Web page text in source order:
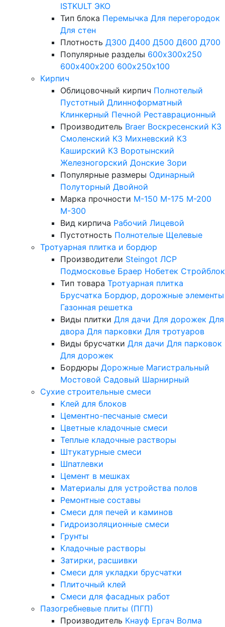
ISTKULT ЭКО
Тип блока Перемычка Для перегородок
Для стен
Плотность Д300 Д400 Д500 Д600 Д700
Популярные разделы 600х300х250
600х400х200 600х250х100
Кирпич
Облицовочный кирпич Полнотелый
Пустотный Длинноформатный
Клинкерный Печной Реставрационный
Производитель Braer Воскресенский КЗ
Смоленский КЗ Михневский КЗ
Каширский КЗ Воротынский
Железногорский Донские Зори
Популярные размеры Одинарный
Полуторный Двойной
Марка прочности М-150 М-175 М-200
М-300
Вид кирпича Рабочий Лицевой
Пустотность Полнотелые Щелевые
Тротуарная плитка и бордюр
Производители Steingot ЛСР
Подмосковье Браер Нобетек Стройблок
Тип товара Тротуарная плитка
Брусчатка Бордюр, дорожные элементы
Газонная решетка
Виды плитки Для дачи Для дорожек Для
двора Для парковки Для тротуаров
Виды брусчатки Для дачи Для парковок
Для дорожек
Бордюры Дорожные Магистральный
Мостовой Садовый Шарнирный
Сухие строительные смеси
Клей для блоков
Цементно-песчаные смеси
Цветные кладочные смеси
Теплые кладочные растворы
Штукатурные смеси
Шпатлевки
Цемент в мешках
Материалы для устройства полов
Ремонтные составы
Смеси для печей и каминов
Гидроизоляционные смеси
Грунты
Кладочные растворы
Затирки, расшивки
Смеси для укладки брусчатки
Плиточный клей
Смеси для фасадных работ
Пазогребневые плиты (ПГП)
Производитель Кнауф Ергач Волма